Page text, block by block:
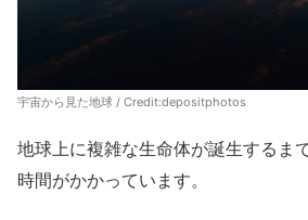
宇宙から見た地球 / Credit:depositphotos
地球上に複雑な生命体が誕生するま
時間がかかっています。